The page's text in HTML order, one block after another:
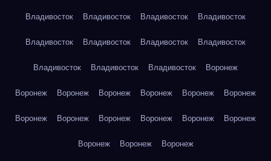
Владивосток Владивосток Владивосток Владивосток
Владивосток Владивосток Владивосток Владивосток
Владивосток Владивосток Владивосток Воронеж
Воронеж Воронеж Воронеж Воронеж Воронеж Воронеж
Воронеж Воронеж Воронеж Воронеж Воронеж Воронеж
Воронеж Воронеж Воронеж